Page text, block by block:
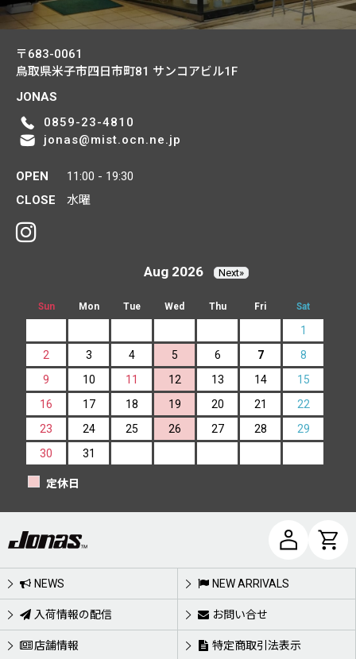
〒683-0061
鳥取県米子市四日市町81 サンコアビル1F
JONAS
0859-23-4810
jonas@mist.ocn.ne.jp
OPEN
11:00 - 19:30
CLOSE
水曜
Aug 2026 Next»
Sun Mon Tue Wed Thu Fri Sat
1
2
3 4 5 6 7
8
9
10 11 12 13 14
15
16
17 18 19 20 21
22
23
24 25 26 27 28
29
30
31
定休日
NEWS NEW ARRIVALS
入荷情報の配信 お問い合せ
店舗情報 特定商取引法表示